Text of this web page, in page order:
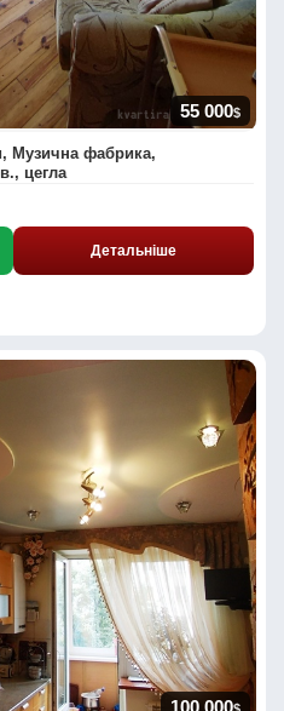
55 000$
Музична фабрика,
цегла
Детальніше
100 000